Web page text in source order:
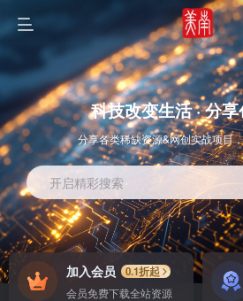
OS教程
科技改变生活 · 分
分享各类稀缺资源&网创实战项目
开启精彩搜索
加入会员
0.1折起
会员免费下载全站资源